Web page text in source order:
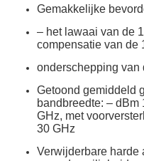
Gemakkelijke
– het lawaai van de
compensatie van de
onderschepping van
Getoond gemiddeld
bandbreedte: –
GHz, met
30 GHz
Verwijderbare harde